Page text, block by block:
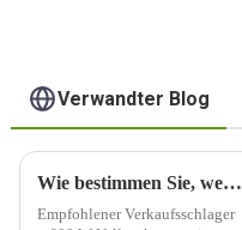
Verwandter Blog
Wie bestimmen Sie, welche Lichtwellenlänge für das Wachstum Ihrer Pflanze erforderlich ist?
Empfohlener Verkaufsschlager